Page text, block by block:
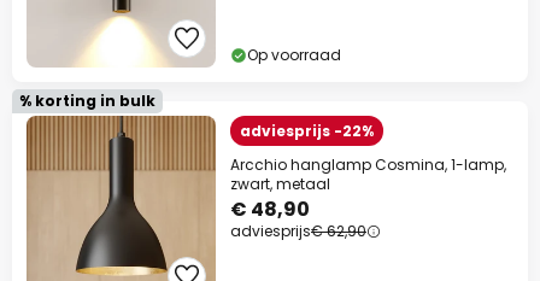
Op voorraad
% korting in bulk
adviesprijs -22%
Arcchio hanglamp Cosmina, 1-lamp,
zwart, metaal
€ 48,90
adviesprijs€ 62,90